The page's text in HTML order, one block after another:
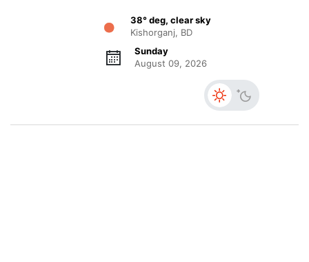
38° deg, clear sky
Kishorganj, BD
Sunday
August 09, 2026